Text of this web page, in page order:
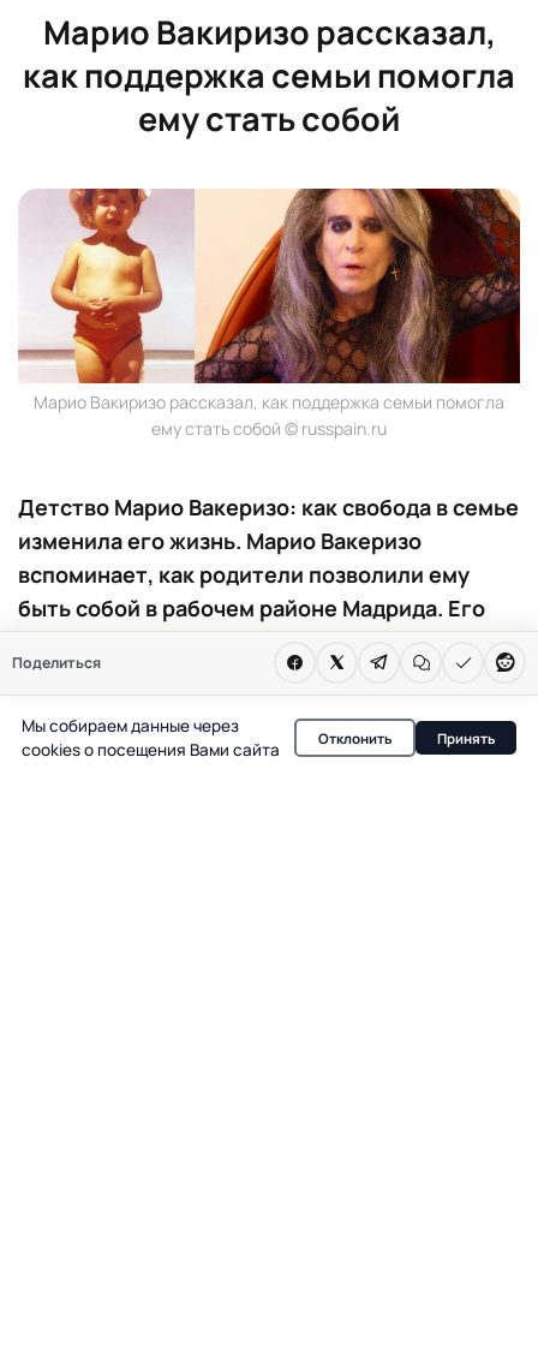
Поделиться
Марио Вакиризо рассказал,
как поддержка семьи помогла
ему стать собой
Марио Вакиризо рассказал, как поддержка семьи помогла
ему стать собой © russpain.ru
Детство Марио Вакеризо: как свобода в семье
изменила его жизнь. Марио Вакеризо
вспоминает, как родители позволили ему
быть собой в рабочем районе Мадрида. Его
основой для будущей медийной карьеры.
Марио Вакеризо снова оказался в центре внимания
после откровенного рассказа о своем детстве в
Мы собираем данные через
cookies о посещения Вами сайта
Отклонить Принять